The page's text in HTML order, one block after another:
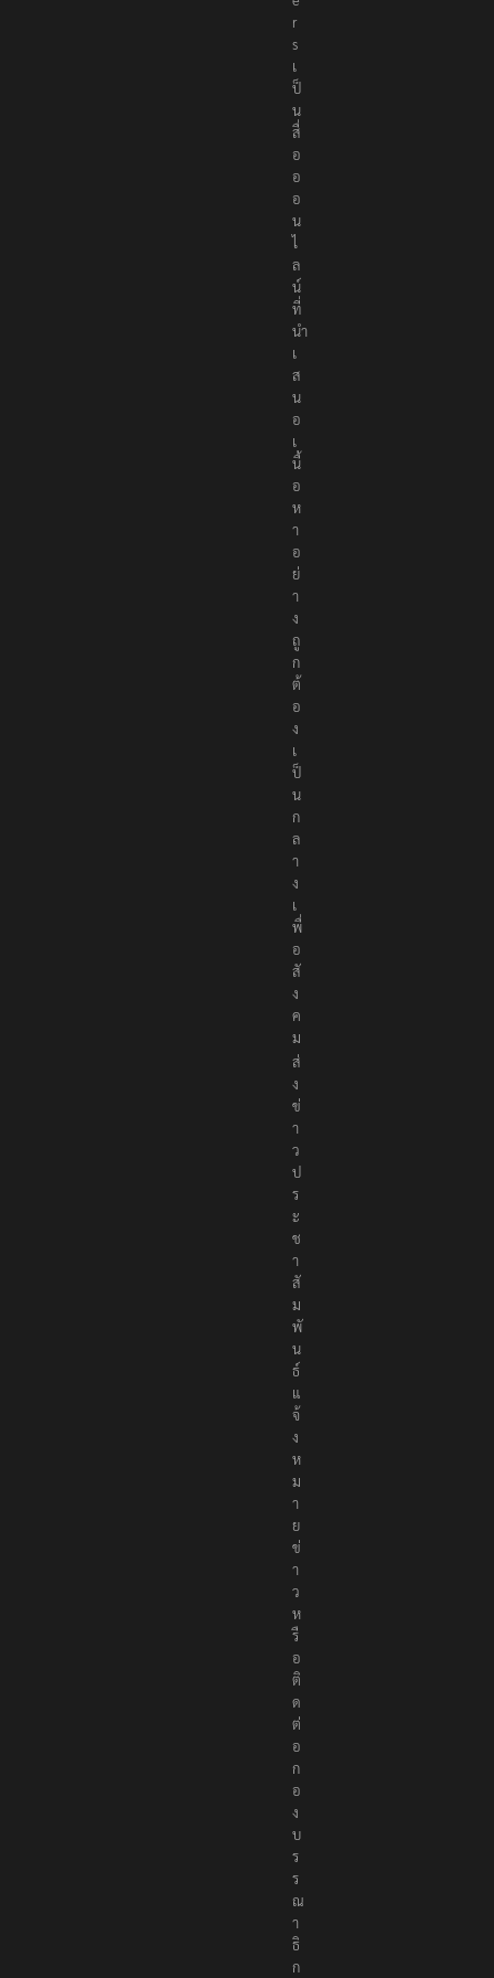
t
e
r
s
เ
ป็
น
สื่
อ
อ
อ
น
ไ
ล
น์
ที่
นำ
เ
ส
น
อ
เ
นื้
อ
ห
า
อ
ย่
า
ง
ถู
ก
ต้
อ
ง
เ
ป็
น
ก
ล
า
ง
เ
พื่
อ
สั
ง
ค
ม
ส่
ง
ข่
า
ว
ป
ร
ะ
ช
า
สั
ม
พั
น
ธ์
แ
จ้
ง
ห
ม
า
ย
ข่
า
ว
ห
รื
อ
ติ
ด
ต่
อ
ก
อ
ง
บ
ร
ร
ณ
า